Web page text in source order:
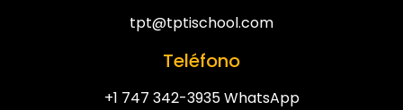
tpt@tptischool.com
Teléfono
+1 747 342-3935 WhatsApp